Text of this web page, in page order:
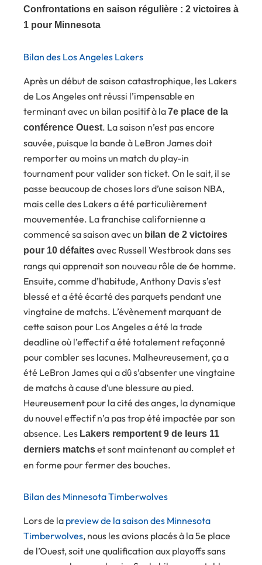
Confrontations en saison régulière : 2 victoires à
1 pour Minnesota
Bilan des Los Angeles Lakers
Après un début de saison catastrophique, les Lakers
de Los Angeles ont réussi l’impensable en
terminant avec un bilan positif à la7e place de la
conférence Ouest. La saison n’est pas encore
sauvée, puisque la bande à LeBron James doit
remporter au moins un match du play-in
tournament pour valider son ticket. On le sait, il se
passe beaucoup de choses lors d’une saison NBA,
mais celle des Lakers a été particulièrement
mouvementée. La franchise californienne a
commencé sa saison avec un bilan de 2 victoires
pour 10 défaitesavec Russell Westbrook dans ses
rangs qui apprenait son nouveau rôle de 6e homme.
Ensuite, comme d’habitude, Anthony Davis s’est
blessé et a été écarté des parquets pendant une
vingtaine de matchs. L’évènement marquant de
cette saison pour Los Angeles a été la trade
deadline où l’effectif a été totalement refaçonné
pour combler ses lacunes. Malheureusement, ça a
été LeBron James qui a dû s’absenter une vingtaine
de matchs à cause d’une blessure au pied.
Heureusement pour la cité des anges, la dynamique
du nouvel effectif n’a pas trop été impactée par son
absence. Les Lakers remportent 9 de leurs 11
derniers matchset sont maintenant au complet et
en forme pour fermer des bouches.
Bilan des Minnesota Timberwolves
Lors de la preview de la saison des Minnesota
Timberwolves, nous les avions placés à la 5e place
de l’Ouest, soit une qualification aux playoffs sans